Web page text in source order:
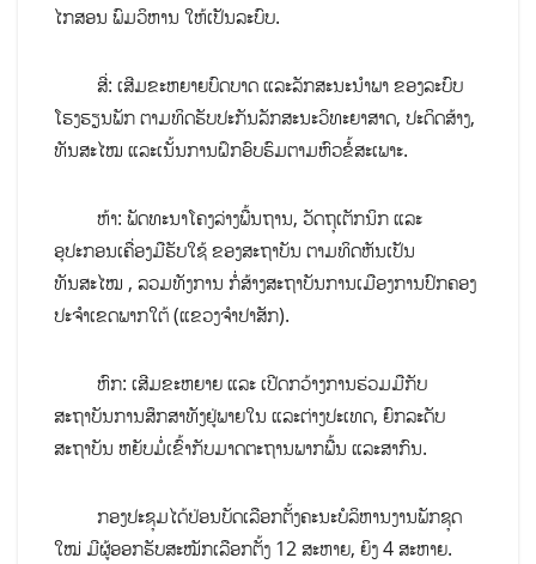
ໄກສອນ ພົມວິຫານ ໃຫ້ເປັນລະບົບ.
ສີ່: ເສີມຂະຫຍາຍບົດບາດ ແລະລັກສະນະນຳພາ ຂອງລະບົບ
ໂຮງຮຽນພັກ ຕາມທິດຮັບປະກັນລັກສະນະວິທະຍາສາດ, ປະດິດສ້າງ,
ທັນສະໄໝ ແລະເນັ້ນການຝຶກອົບຮົມຕາມຫົວຂໍ້ສະເພາະ.
ຫ້າ: ພັດທະນາໂຄງລ່າງພື້ນຖານ, ວັດຖຸເຕັກນິກ ແລະ
ອຸປະກອນເຄື່ອງມືຮັບໃຊ້ ຂອງສະຖາບັນ ຕາມທິດຫັນເປັນ
ທັນສະໄໝ , ລວມທັງການ ກໍ່ສ້າງສະຖາບັນການເມືອງການປົກຄອງ
ປະຈຳເຂດພາກໃຕ້ (ແຂວງຈຳປາສັກ).
ຫົກ: ເສີມຂະຫຍາຍ ແລະ ເປີດກວ້າງການຮ່ວມມືກັບ
ສະຖາບັນການສຶກສາທັງຢູ່ພາຍໃນ ແລະຕ່າງປະເທດ, ຍົກລະດັບ
ສະຖາບັນ ຫຍັບມໍ່ເຂົ້າກັບມາດຕະຖານພາກພື້ນ ແລະສາກົນ.
ກອງປະຊຸມໄດ້ປ່ອນບັດເລືອກຕັ້ງຄະນະບໍລິຫານງານພັກຊຸດ
ໃໝ່ ມີຜູ້ອອກຮັບສະໝັກເລືອກຕັ້ງ 12 ສະຫາຍ, ຍິງ 4 ສະຫາຍ.